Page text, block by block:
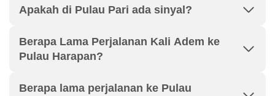
Apakah di Pulau Pari ada sinyal?
Berapa Lama Perjalanan Kali Adem ke
Pulau Harapan?
Berapa lama perjalanan ke Pulau